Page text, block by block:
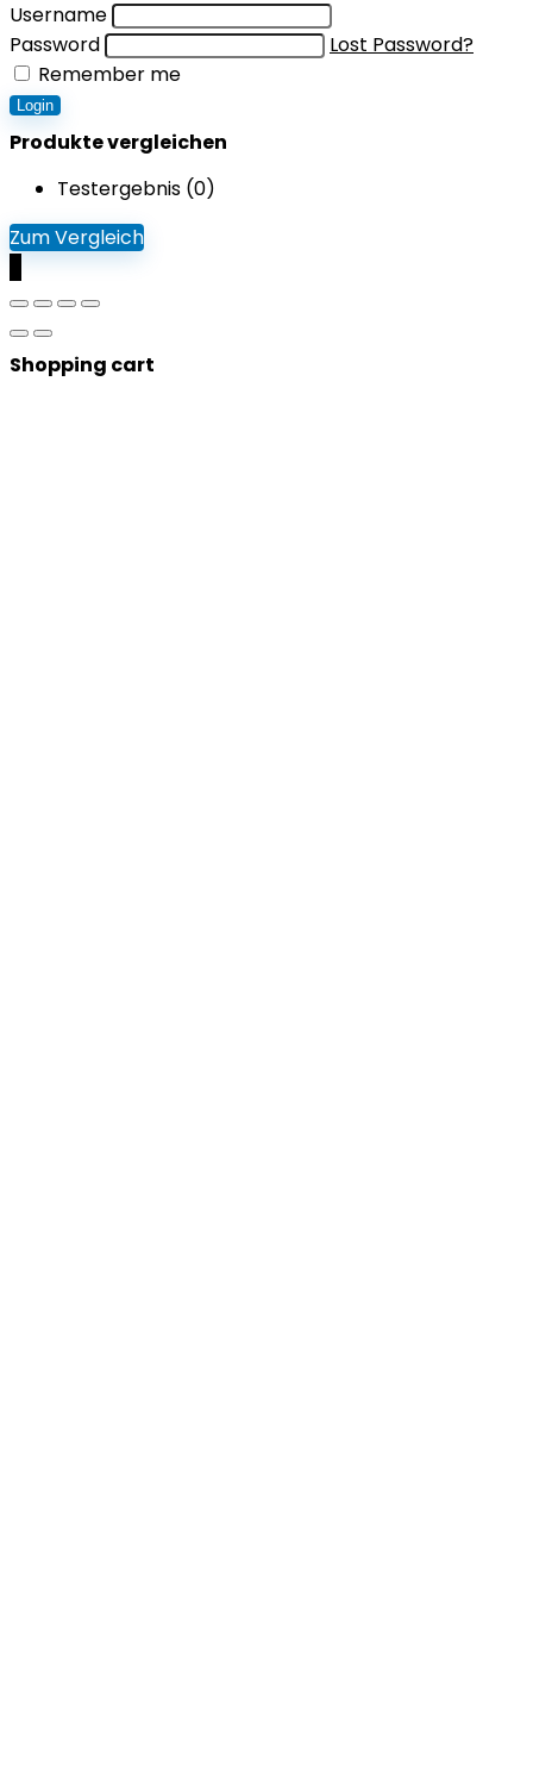
Username
Password
Lost Password?
Remember me
Login
Produkte vergleichen
Testergebnis (0)
Zum Vergleich
Shopping cart